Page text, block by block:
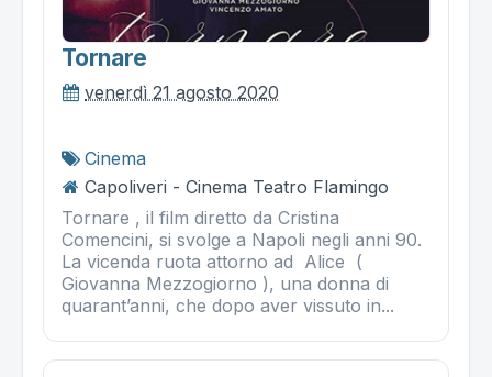
Tornare
venerdì 21 agosto 2020
Cinema
Capoliveri - Cinema Teatro Flamingo
Tornare , il film diretto da Cristina
Comencini, si svolge a Napoli negli anni 90.
La vicenda ruota attorno ad Alice (
Giovanna Mezzogiorno ), una donna di
quarant’anni, che dopo aver vissuto in...